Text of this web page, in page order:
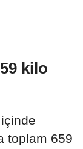
kilo
toplam 659